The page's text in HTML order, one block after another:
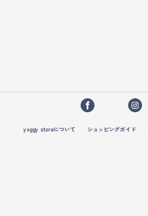
yoggy storeについて ショッピングガイド